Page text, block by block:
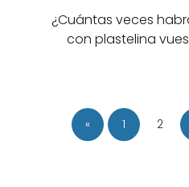
¿Cuántas veces
con plastelina
« 1 2